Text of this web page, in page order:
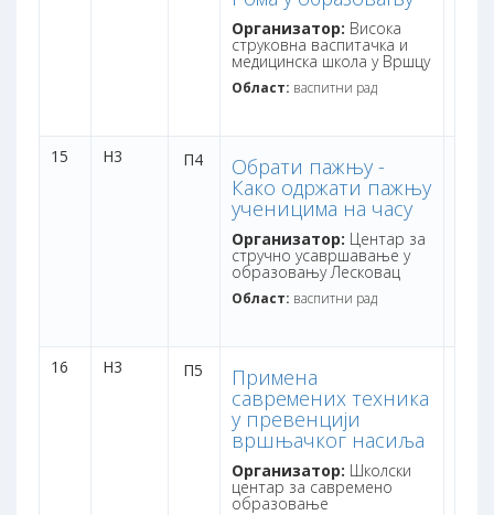
Организатор: Висока
струковна васпитачка и
медицинска школа у Вршцу
Област: васпитни рад
15 Н3 П4 Обрати пажњу -
Како одржати пажњу
ученицима на часу
Организатор: Центар за
стручно усавршавање у
образовању Лесковац
Област: васпитни рад
16 Н3 П5 Примена
савремених техника
у превенцији
вршњачког насиља
Организатор: Школски
центар за савремено
образовање